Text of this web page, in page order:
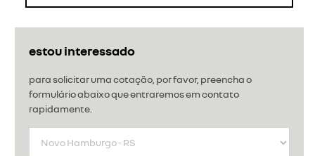
estou interessado
para solicitar uma cotação, por favor, preencha o
formulário abaixo que entraremos em contato
rapidamente.